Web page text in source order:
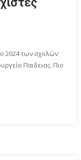
2024 των σχολών
Παιδειας. Πιο